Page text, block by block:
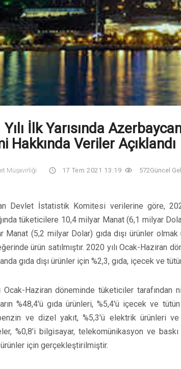
İlk Yarısında
Hakkında Veriler Açıklandı
Müşavirliği 17 Tem 2021 13:19 572Güncel
Devlet İstatistik Komitesi verilerine göre,
tüketicilere 10,4 milyar Manat (6,1 milyar
Manat (5,2 milyar Dolar) gıda dışı ürünler
ürün satılmıştır. 2020 yılı Ocak-Haziran
gıda dışı ürünler için %2,3, gıda, içecek ve
Ocak-Haziran döneminde tüketiciler tarafından
%48,4'ü gıda ürünleri, %5,4'ü içecek ve
ve dizel yakıt, %5,3'ü elektrik ürünleri ve
%0,8’i bilgisayar, telekomünikasyon ve
ürünler için gerçekleştirilmiştir.